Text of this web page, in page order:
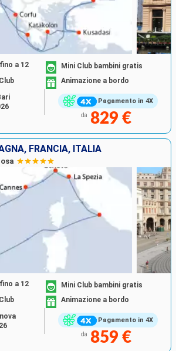
Pagamento in 4X
a 12
Mini Club bambini gratis
Animazione a bordo
da 829 €
FRANCIA, ITALIA
Pagamento in 4X
a 12
Mini Club bambini gratis
Animazione a bordo
da 859 €